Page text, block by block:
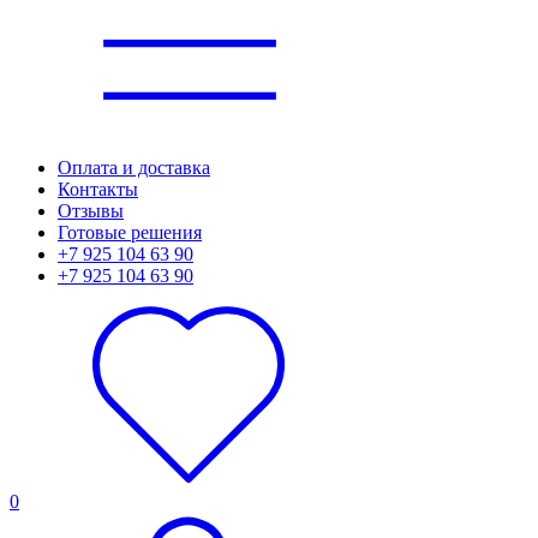
Оплата и доставка
Контакты
Отзывы
Готовые решения
+7 925 104 63 90
+7 925 104 63 90
0